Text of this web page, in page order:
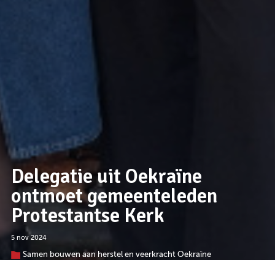
Delegatie uit Oekraïne
ontmoet gemeenteleden
Protestantse Kerk
5 nov 2024
Samen bouwen aan herstel en veerkracht Oekraïne